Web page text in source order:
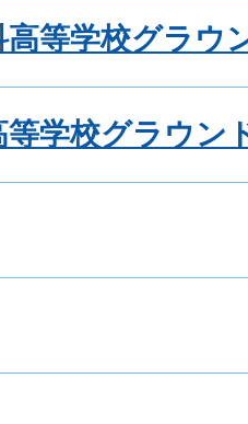
高等学校グラウ
等学校グラウン